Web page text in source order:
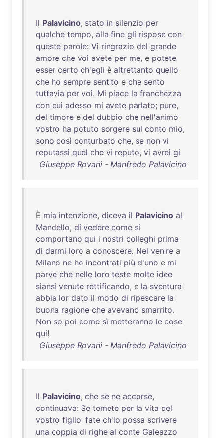
Il Palavicino, stato in silenzio per
qualche tempo, alla fine gli rispose con
queste parole: Vi ringrazio del grande
amore che voi avete per me, e potete
esser certo ch'egli è altrettanto quello
che ho sempre sentito e che sento
tuttavia per voi. Mi piace la franchezza
con cui adesso mi avete parlato; pure,
del timore e del dubbio che nell'animo
vostro ha potuto sorgere sul conto mio,
sono così conturbato che, se non vi
reputassi quel che vi reputo, vi avrei gi
Giuseppe Rovani - Manfredo Palavicino
È mia intenzione, diceva il Palavicino al
Mandello, di vedere come si
comportano qui i nostri colleghi prima
di darmi loro a conoscere. Nel venire a
Milano ne ho incontrati più d'uno e mi
parve che nelle loro teste molte idee
siansi venute rettificando, e la sventura
abbia lor dato il modo di ripescare la
buona ragione che avevano smarrito.
Non so poi come sì metteranno le cose
qui!
Giuseppe Rovani - Manfredo Palavicino
Il Palavicino, che se ne accorse,
continuava: Se temete per la vita del
vostro figlio, fate ch'io possa scrivere
una coppia di righe al conte Galeazzo